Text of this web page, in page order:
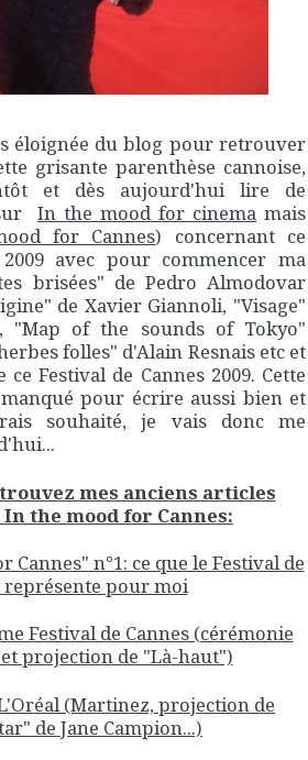
éloignée du blog pour retrouver
grisante parenthèse cannoise,
et dès aujourd'hui lire de
In the mood for cinema mais
for Cannes) concernant ce
avec pour commencer ma
brisées" de Pedro Almodovar
de Xavier Giannoli, "Visage"
"Map of the sounds of Tokyo"
folles" d'Alain Resnais etc et
Festival de Cannes 2009. Cette
pour écrire aussi bien et
souhaité, je vais donc me
mes anciens articles
the mood for Cannes:
n°1: ce que le Festival de
représente pour moi
Festival de Cannes (cérémonie
projection de "Là-haut")
(Martinez, projection de
de Jane Campion...)